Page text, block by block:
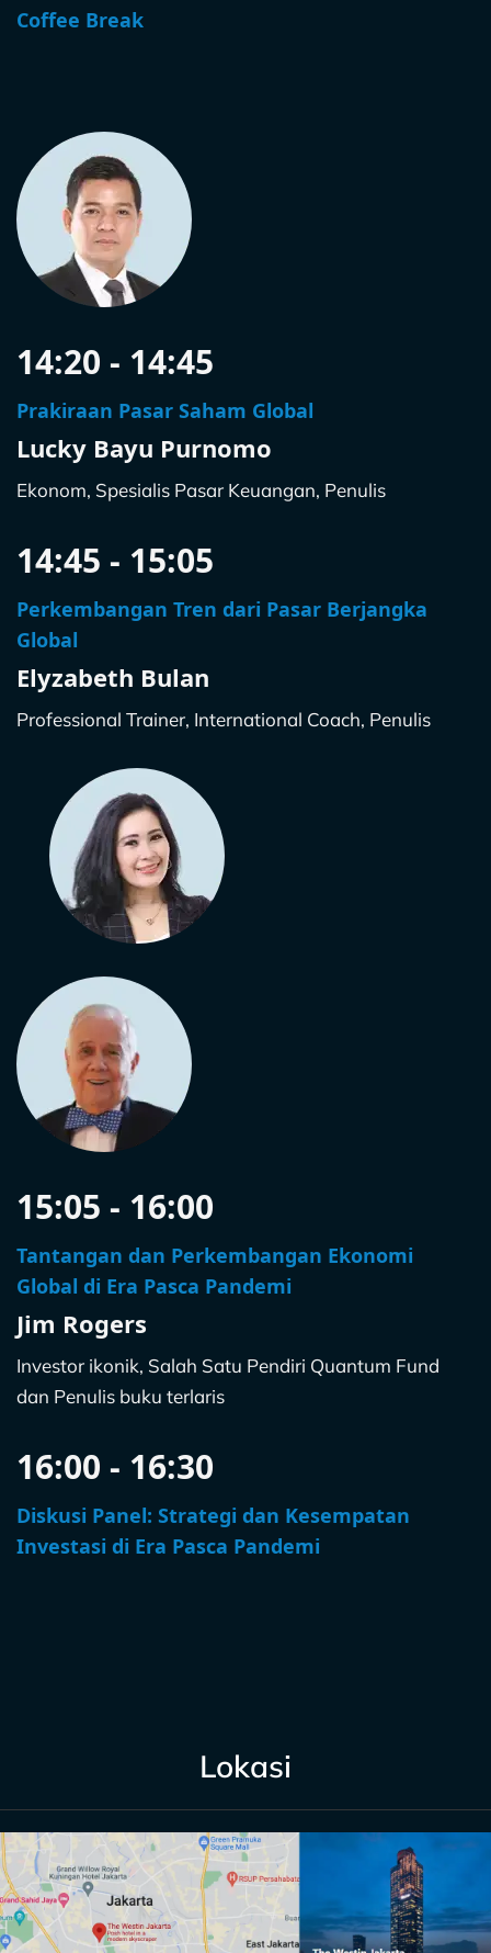
Coffee Break
14:20 - 14:45
Prakiraan Pasar Saham Global
Lucky Bayu Purnomo
Ekonom, Spesialis Pasar Keuangan, Penulis
14:45 - 15:05
Perkembangan Tren dari Pasar Berjangka
Global
Elyzabeth Bulan
Professional Trainer, International Coach, Penulis
15:05 - 16:00
Tantangan dan Perkembangan Ekonomi
Global di Era Pasca Pandemi
Jim Rogers
Investor ikonik, Salah Satu Pendiri Quantum Fund
dan Penulis buku terlaris
16:00 - 16:30
Diskusi Panel: Strategi dan Kesempatan
Investasi di Era Pasca Pandemi
Lokasi